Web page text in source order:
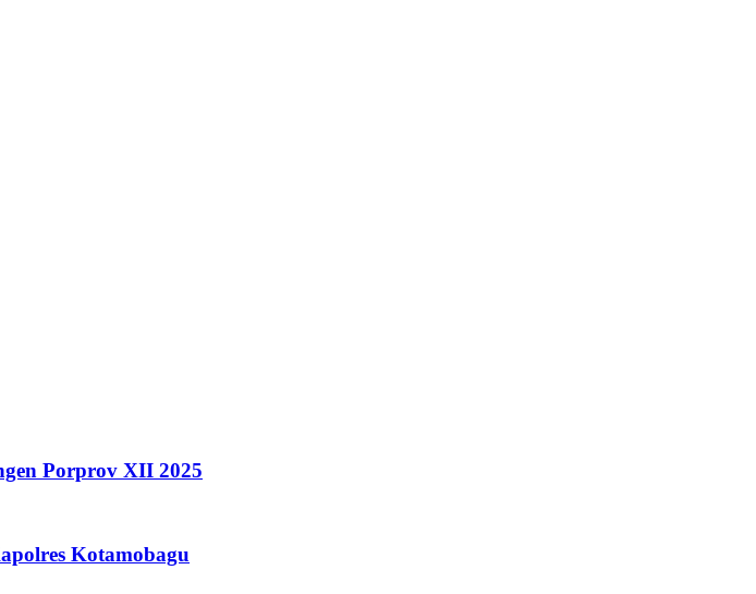
Porprov XII 2025
Kotamobagu